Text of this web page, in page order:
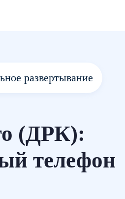
развертывание
(ДРК):
телефон